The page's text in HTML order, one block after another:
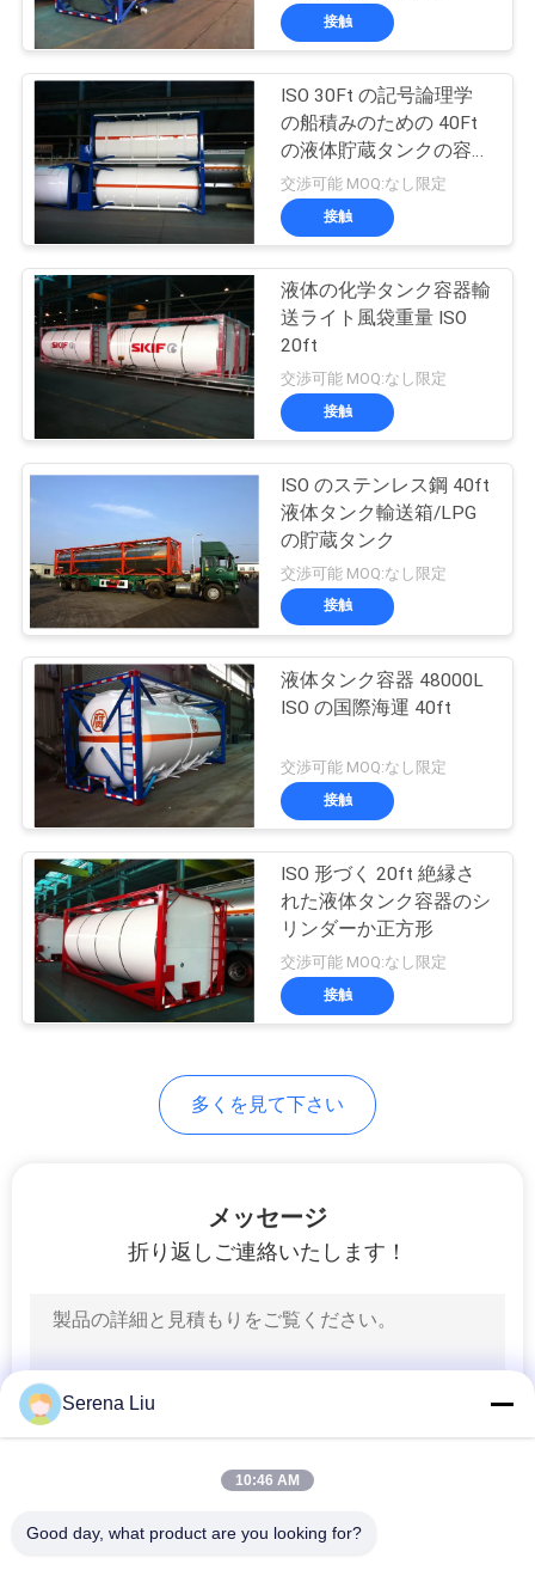
理
私
達
に
な
さ
い
ニ
ュ
引
用
を
要
図
プ
イ
橋アクセス装置
14
橋点検車の下
13
橋プラットホーム
の下
トラックによって
取付けられる減衰器
オイル タンクのト
オイル タンクのト
レーラー
接触
ISO 30Ft の記号論理学
の船積みのための 40Ft
の液体貯蔵タンクの容器
のステンレス鋼
交渉可能 MOQ:なし限定
接触
液体の化学タンク容器輸
送ライト風袋重量 ISO
20ft
交渉可能 MOQ:なし限定
接触
ISO のステンレス鋼 40ft
液体タンク輸送箱/LPG
の貯蔵タンク
交渉可能 MOQ:なし限定
接触
液体タンク容器 48000L
ISO の国際海運 40ft
交渉可能 MOQ:なし限定
接触
ISO 形づく 20ft 絶縁さ
れた液体タンク容器のシ
リンダーか正方形
交渉可能 MOQ:なし限定
接触
多くを見て下さい
メッセージ
折り返しご連絡いたします！
Serena Liu
10:46 AM
Good day, what product are you looking for?